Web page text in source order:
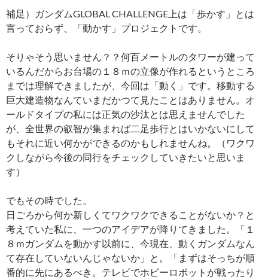
補足）ガンダムGLOBAL CHALLENGE上は「歩かす」とは
言っておらず、「動かす」プロジェクトです。
そりゃそう思いません？？何百メートルのタワーが建って
いるんだからお台場の１８ｍの立像が作れるというところ
までは理解できましたが、今回は「動く」です。移動する
巨大建造物なんていまだかつて見たことはありません。オ
ールドタイプの私には正気の沙汰とは思えませんでした
が、全世界の叡智が集まれば二足歩行とはいかないにして
もそれに近い何かができるのかもしれませんね。（ワクワ
クしながら今後の同行をチェックしていきたいと思いま
す）
でもその時でした。
日ごろから何か新しくてワクワクできることがないか？と
考えていた私に、一つのアイデアが降りてきました。「１
８ｍガンダムを動かす以前に、今現在、動くガンダムなん
て存在していないんじゃないか」と。「まずはそっちが順
番的に先にあるべき。テレビでホビーロボットが戦ったり